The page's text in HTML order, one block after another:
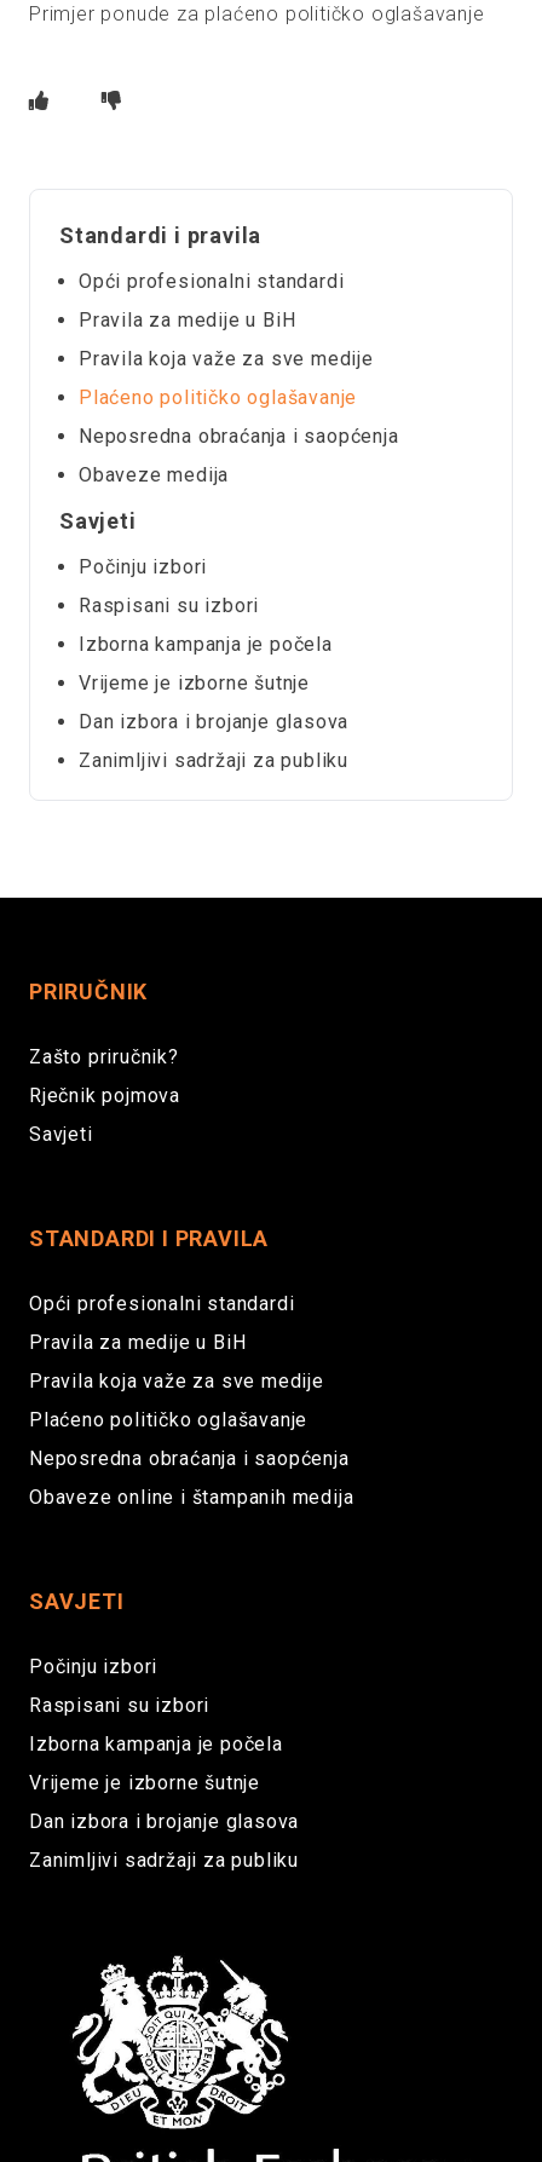
Primjer ponude za plaćeno političko oglašavanje
Standardi i pravila
Opći profesionalni standardi
Pravila za medije u BiH
Pravila koja važe za sve medije
Plaćeno političko oglašavanje
Neposredna obraćanja i saopćenja
Obaveze medija
Savjeti
Počinju izbori
Raspisani su izbori
Izborna kampanja je počela
Vrijeme je izborne šutnje
Dan izbora i brojanje glasova
Zanimljivi sadržaji za publiku
PRIRUČNIK
Zašto priručnik?
Rječnik pojmova
Savjeti
STANDARDI I PRAVILA
Opći profesionalni standardi
Pravila za medije u BiH
Pravila koja važe za sve medije
Plaćeno političko oglašavanje
Neposredna obraćanja i saopćenja
Obaveze online i štampanih medija
SAVJETI
Počinju izbori
Raspisani su izbori
Izborna kampanja je počela
Vrijeme je izborne šutnje
Dan izbora i brojanje glasova
Zanimljivi sadržaji za publiku